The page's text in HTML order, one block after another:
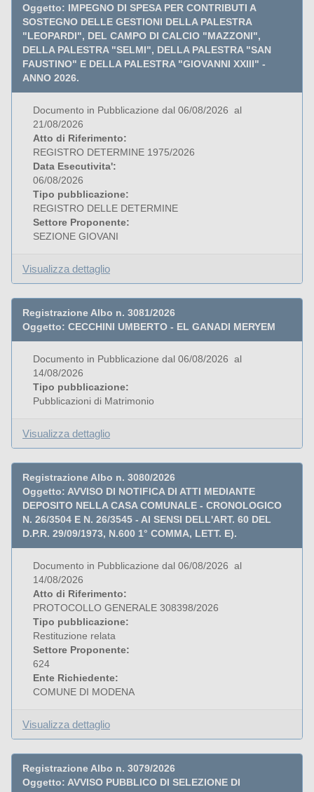
Oggetto: IMPEGNO DI SPESA PER CONTRIBUTI A
SOSTEGNO DELLE GESTIONI DELLA PALESTRA
"LEOPARDI", DEL CAMPO DI CALCIO "MAZZONI",
DELLA PALESTRA "SELMI", DELLA PALESTRA "SAN
FAUSTINO" E DELLA PALESTRA "GIOVANNI XXIII" -
ANNO 2026.
Documento in Pubblicazione dal 06/08/2026 al
21/08/2026
Atto di Riferimento:
REGISTRO DETERMINE 1975/2026
Data Esecutivita':
06/08/2026
Tipo pubblicazione:
REGISTRO DELLE DETERMINE
Settore Proponente:
SEZIONE GIOVANI
Visualizza dettaglio
Registrazione Albo n. 3081/2026
Oggetto: CECCHINI UMBERTO - EL GANADI MERYEM
Documento in Pubblicazione dal 06/08/2026 al
14/08/2026
Tipo pubblicazione:
Pubblicazioni di Matrimonio
Visualizza dettaglio
Registrazione Albo n. 3080/2026
Oggetto: AVVISO DI NOTIFICA DI ATTI MEDIANTE
DEPOSITO NELLA CASA COMUNALE - CRONOLOGICO
N. 26/3504 E N. 26/3545 - AI SENSI DELL'ART. 60 DEL
D.P.R. 29/09/1973, N.600 1° COMMA, LETT. E).
Documento in Pubblicazione dal 06/08/2026 al
14/08/2026
Atto di Riferimento:
PROTOCOLLO GENERALE 308398/2026
Tipo pubblicazione:
Restituzione relata
Settore Proponente:
624
Ente Richiedente:
COMUNE DI MODENA
Visualizza dettaglio
Registrazione Albo n. 3079/2026
Oggetto: AVVISO PUBBLICO DI SELEZIONE DI